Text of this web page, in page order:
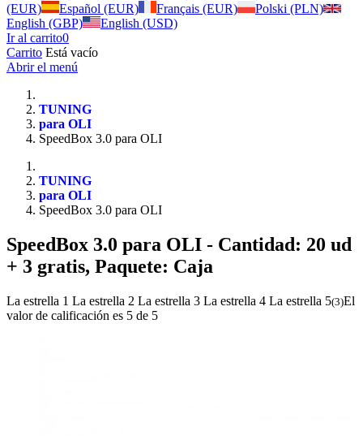
(EUR)
Español (EUR) Français (EUR)
Polski (PLN)
English (GBP)
English (USD)
Ir al carrito0
Carrito Está vacío
Abrir el menú
TUNING
para OLI
SpeedBox 3.0 para OLI
TUNING
para OLI
SpeedBox 3.0 para OLI
SpeedBox 3.0 para OLI - Cantidad: 20 ud
+ 3 gratis, Paquete: Caja
La estrella 1 La estrella 2 La estrella 3 La estrella 4 La estrella 5(3)El
valor de calificación es 5 de 5